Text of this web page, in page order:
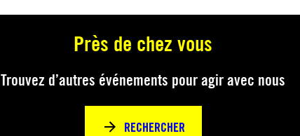
Près de chez vous
Trouvez d’autres événements pour agir avec nous
RECHERCHER